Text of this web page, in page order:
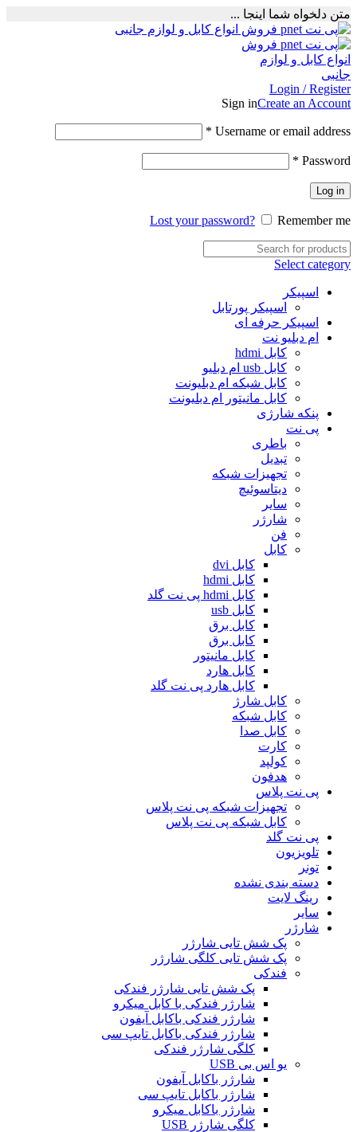
متن دلخواه شما اینجا ...
Login / Register
Sign inCreate an Account
Username or email address
*
Password
*
Log in
Lost your password? Remember me
Select category
اسپیکر
اسپیکر پورتابل
اسپیکر حرفه ای
ام دبلیو نت
کابل hdmi
کابل usb ام دبلیو
کابل شبکه ام دبلیونت
کابل مانیتور ام دبلیونت
پنکه شارژی
پی نت
باطری
تبدیل
تجهیزات شبکه
دیتاسوئیچ
سایر
شارژر
فن
کابل
کابل dvi
کابل hdmi
کابل hdmi پی نت گلد
کابل usb
کابل برق
کابل برق
کابل مانیتور
کابل هارد
کابل هارد پی نت گلد
کابل شارژ
کابل شبکه
کابل صدا
کارت
کولپد
هدفون
پی نت پلاس
تجهیزات شبکه پی نت پلاس
کابل شبکه پی نت پلاس
پی نت گلد
تلویزیون
تونر
دسته بندی نشده
رینگ لایت
سایر
شارژر
پک شش تایی شارژر
پک شش تایی کلگی شارژر
فندکی
پک شش تایی شارژر فندکی
شارژر فندکی با کابل میکرو
شارژر فندکی باکابل آیفون
شارژر فندکی باکابل تایپ سی
کلگی شارژر فندکی
یو اس بی USB
شارژر باکابل آیفون
شارژر باکابل تایپ سی
شارژر باکابل میکرو
کلگی شارژر USB